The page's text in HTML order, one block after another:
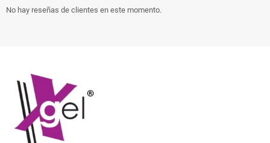
No hay reseñas de clientes en este momento.